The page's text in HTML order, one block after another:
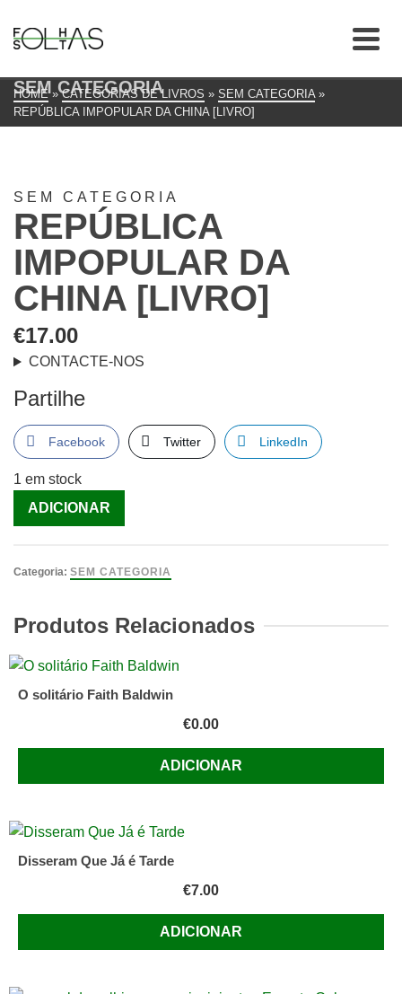
SEM CATEGORIA
HOME » CATEGORIAS DE LIVROS » SEM CATEGORIA »
REPÚBLICA IMPOPULAR DA CHINA [LIVRO]
SEM CATEGORIA
REPÚBLICA
IMPOPULAR DA
CHINA [LIVRO]
€17.00
CONTACTE-NOS
Partilhe
Facebook Twitter LinkedIn
1 em stock
Quantidade
de
Impopular
[Livro]
ADICIONAR
Categoria: SEM CATEGORIA
Produtos Relacionados
O solitário Faith Baldwin
€0.00
ADICIONAR
Disseram Que Já é Tarde
€7.00
ADICIONAR